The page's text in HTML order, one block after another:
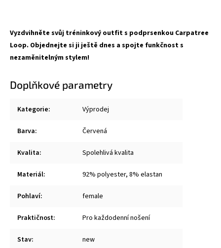
Vyzdvihněte svůj tréninkový outfit s podprsenkou Carpatree
Loop. Objednejte si ji ještě dnes a spojte funkčnost s
nezaměnitelným stylem!
Doplňkové parametry
Kategorie: Výprodej
Barva: Červená
Kvalita: Spolehlivá kvalita
Materiál: 92% polyester, 8% elastan
Pohlaví: female
Praktičnost: Pro každodenní nošení
Stav: new